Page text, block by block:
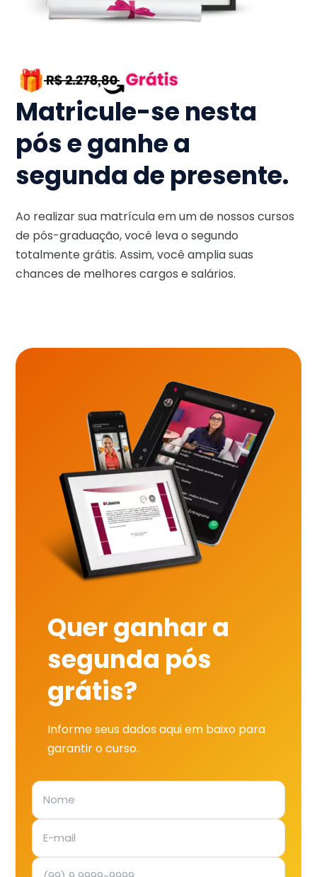
Matricule-se nesta
pós e ganhe a
segunda de presente.
Ao realizar sua matrícula em um de nossos cursos
de pós-graduação, você leva o segundo
totalmente grátis. Assim, você amplia suas
chances de melhores cargos e salários.
Quer ganhar a
segunda pós
grátis?
Informe seus dados aqui em baixo para
garantir o curso.